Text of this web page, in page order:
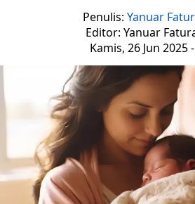
Penulis: Yanuar
Editor: Yanuar
Kamis, 26 Jun 2025